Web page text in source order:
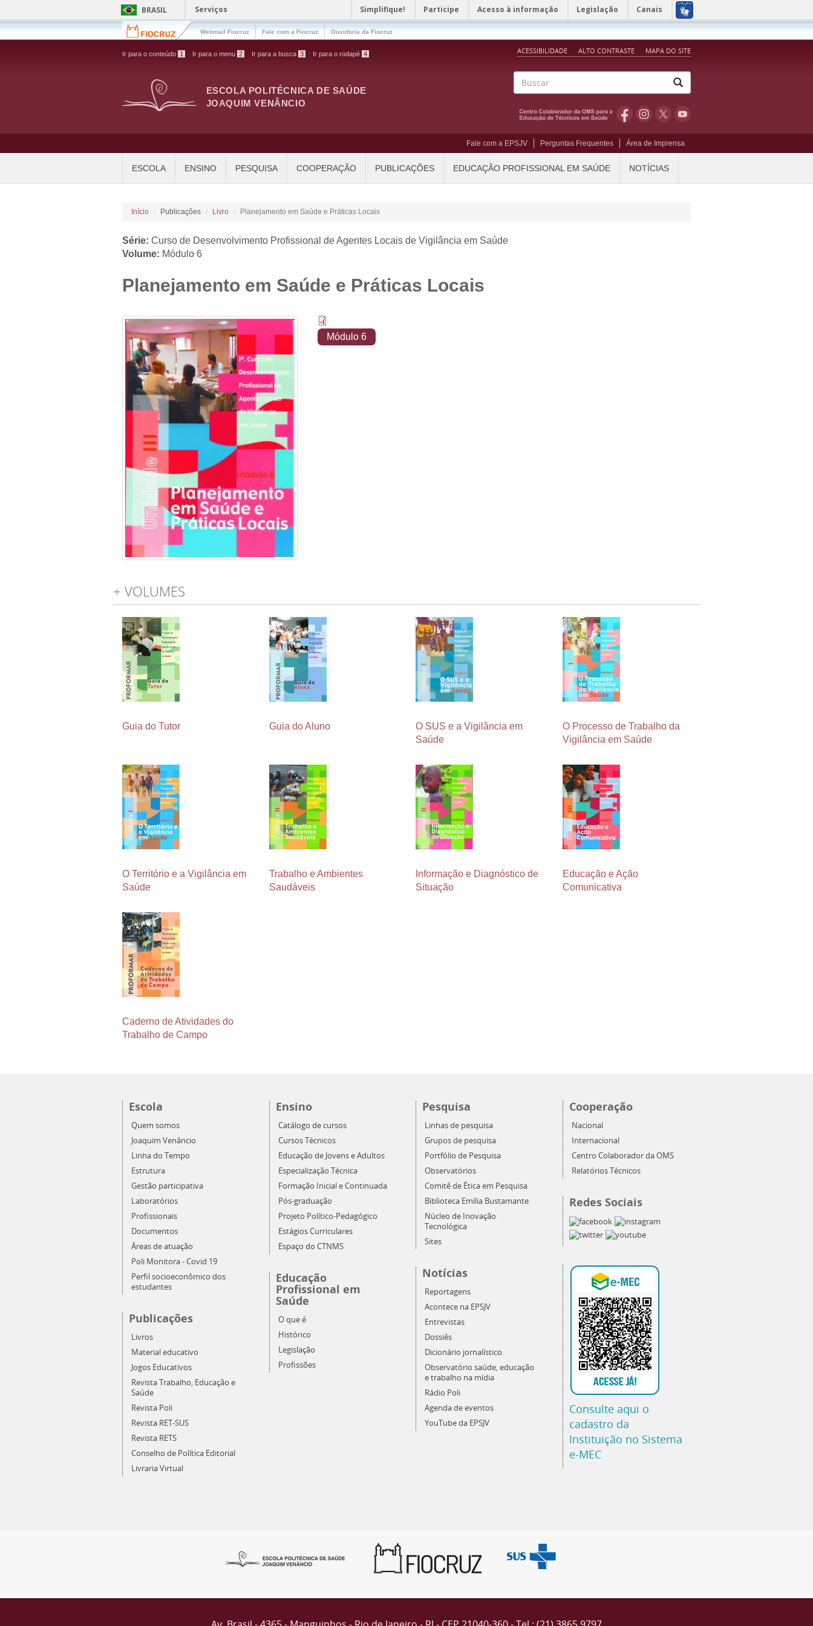
Pular para o conteúdo principal BRASIL Serviços Simplifique! Participe Acesso à informação Legislação Canais
Webmail Fiocruz Fale com a Fiocruz Ouvidoria da Fiocruz
Ir para o conteúdo 1 Ir para o menu 2 Ir para a busca 3 Ir para o rodapé 4 ACESSIBILIDADE ALTO CONTRASTE MAPA DO SITE
ESCOLA POLITÉCNICA DE SAÚDE
JOAQUIM VENÂNCIO
Fale com a EPSJV Perguntas Frequentes Área de Imprensa
ESCOLA ENSINO PESQUISA COOPERAÇÃO PUBLICAÇÕES EDUCAÇÃO PROFISSIONAL EM SAÚDE NOTÍCIAS
Início Publicações Livro Planejamento em Saúde e Práticas Locais
Série: Curso de Desenvolvimento Profissional de Agentes Locais de Vigilância em Saúde
Volume: Módulo 6
Planejamento em Saúde e Práticas Locais
Módulo 6
+ VOLUMES
Guia do Tutor Guia do Aluno
O SUS e a Vigilância em
Saúde
O Processo de Trabalho da
Vigilância em Saúde
O Território e a Vigilância em
Saúde
Trabalho e Ambientes
Saudáveis
Informação e Diagnóstico de
Situação
Educação e Ação
Comunicativa
Caderno de Atividades do
Trabalho de Campo
Escola
Quem somos
Joaquim Venâncio
Linha do Tempo
Estrutura
Gestão participativa
Laboratórios
Profissionais
Documentos
Áreas de atuação
Poli Monitora - Covid 19
Perfil socioeconômico dos
estudantes
Publicações
Livros
Material educativo
Jogos Educativos
Revista Trabalho, Educação e
Saúde
Revista Poli
Revista RET-SUS
Revista RETS
Conselho de Política Editorial
Livraria Virtual
Ensino
Catálogo de cursos
Cursos Técnicos
Educação de Jovens e Adultos
Especialização Técnica
Formação Inicial e Continuada
Pós-graduação
Projeto Político-Pedagógico
Estágios Curriculares
Espaço do CTNMS
Educação
Profissional em
Saúde
O que é
Histórico
Legislação
Profissões
Pesquisa
Linhas de pesquisa
Grupos de pesquisa
Portfólio de Pesquisa
Observatórios
Comitê de Ética em Pesquisa
Biblioteca Emília Bustamante
Núcleo de Inovação
Tecnológica
Sites
Notícias
Reportagens
Acontece na EPSJV
Entrevistas
Dossiês
Dicionário jornalístico
Observatório saúde, educação
e trabalho na mídia
Rádio Poli
Agenda de eventos
YouTube da EPSJV
Cooperação
Nacional
Internacional
Centro Colaborador da OMS
Relatórios Técnicos
Redes Sociais
Consulte aqui o
cadastro da
Instituição no Sistema
e-MEC